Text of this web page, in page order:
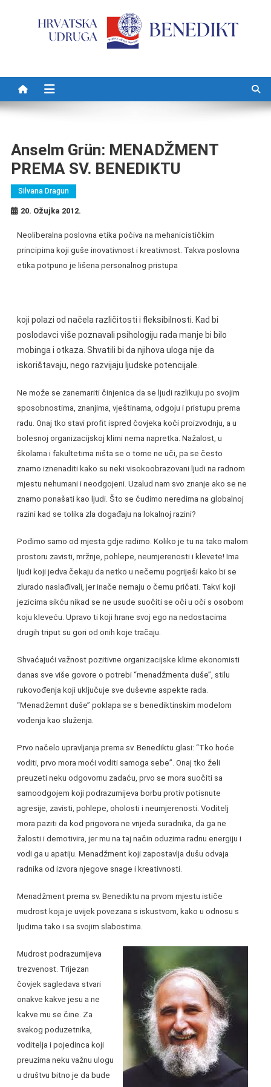
Anselm Grün: MENADŽMENT
PREMA SV. BENEDIKTU
Silvana Dragun
20. Ožujka 2012.
Neoliberalna poslovna etika počiva na mehanicističkim
principima koji guše inovativnost i kreativnost. Takva poslovna
etika potpuno je lišena personalnog pristupa
koji polazi od načela različitosti i fleksibilnosti. Kad bi
poslodavci više poznavali psihologiju rada manje bi bilo
mobinga i otkaza. Shvatili bi da njihova uloga nije da
iskorištavaju, nego razvijaju ljudske potencijale.
Ne može se zanemariti činjenica da se ljudi razlikuju po svojim
sposobnostima, znanjima, vještinama, odgoju i pristupu prema
radu. Onaj tko stavi profit ispred čovjeka koči proizvodnju, a u
bolesnoj organizacijskoj klimi nema napretka. Nažalost, u
školama i fakultetima ništa se o tome ne uči, pa se često
znamo iznenaditi kako su neki visokoobrazovani ljudi na radnom
mjestu nehumani i neodgojeni. Uzalud nam svo znanje ako se ne
znamo ponašati kao ljudi. Što se čudimo neredima na globalnoj
razini kad se tolika zla događaju na lokalnoj razini?
Pođimo samo od mjesta gdje radimo. Koliko je tu na tako malom
prostoru zavisti, mržnje, pohlepe, neumjerenosti i klevete! Ima
ljudi koji jedva čekaju da netko u nečemu pogriješi kako bi se
zlurado naslađivali, jer inače nemaju o čemu pričati. Takvi koji
jezicima sikću nikad se ne usude suočiti se oči u oči s osobom
koju kleveću. Upravo ti koji hrane svoj ego na nedostacima
drugih triput su gori od onih koje tračaju.
Shvaćajući važnost pozitivne organizacijske klime ekonomisti
danas sve više govore o potrebi “menadžmenta duše’’, stilu
rukovođenja koji uključuje sve duševne aspekte rada.
“Menadžemnt duše’’ poklapa se s benediktinskim modelom
vođenja kao služenja.
Prvo načelo upravljanja prema sv. Benediktu glasi: “Tko hoće
voditi, prvo mora moći voditi samoga sebe”. Onaj tko želi
preuzeti neku odgovornu zadaću, prvo se mora suočiti sa
samoodgojem koji podrazumijeva borbu protiv potisnute
agresije, zavisti, pohlepe, oholosti i neumjerenosti. Voditelj
mora paziti da kod prigovora ne vrijeđa suradnika, da ga ne
žalosti i demotivira, jer mu na taj način oduzima radnu energiju i
vodi ga u apatiju. Menadžment koji zapostavlja dušu odvaja
radnika od izvora njegove snage i kreativnosti.
Menadžment prema sv. Benediktu na prvom mjestu ističe
mudrost koja je uvijek povezana s iskustvom, kako u odnosu s
ljudima tako i sa svojim slabostima.
Mudrost podrazumijeva
trezvenost. Trijezan
čovjek sagledava stvari
onakve kakve jesu a ne
kakve mu se čine. Za
svakog poduzetnika,
voditelja i pojedinca koji
preuzima neku važnu ulogu
u društvu bitno je da bude